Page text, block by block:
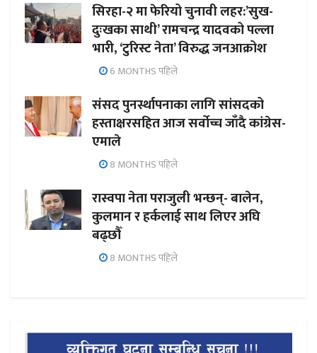
सिरहा-२ मा फेरियो चुनावी लहर:’सुख-
दुःखका साथी’ रामचन्द्र यादवको पल्ला
भारी, ‘टुरिस्ट नेता’ विरुद्ध जनआक्रोश
6 MONTHS पहिले
संसद पुनर्स्थापनाका लागि सांसदको
हस्ताक्षरसहित आज सर्वोच्च जाँदै कांग्रेस-
एमाले
8 MONTHS पहिले
रास्वपा नेता पराजुली भन्छन्- बालेन,
कुलमान र हर्कलाई साथ लिएर अघि
बढ्छौँ
8 MONTHS पहिले